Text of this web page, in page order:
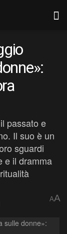
passato e
Il suo è un
sguardi
e il dramma
AA